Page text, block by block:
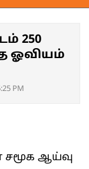
250
ஓவியம்
PM
சமூக ஆய்வு